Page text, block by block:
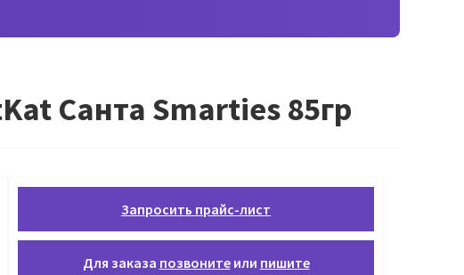
Санта Smarties 85гр
Запросить прайс-лист
Для заказа позвонитеили пишите